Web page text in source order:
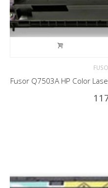
Fusor Q7503A HP Color